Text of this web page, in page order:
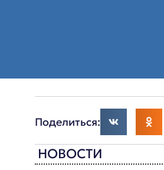
Поделиться:
НОВОСТИ